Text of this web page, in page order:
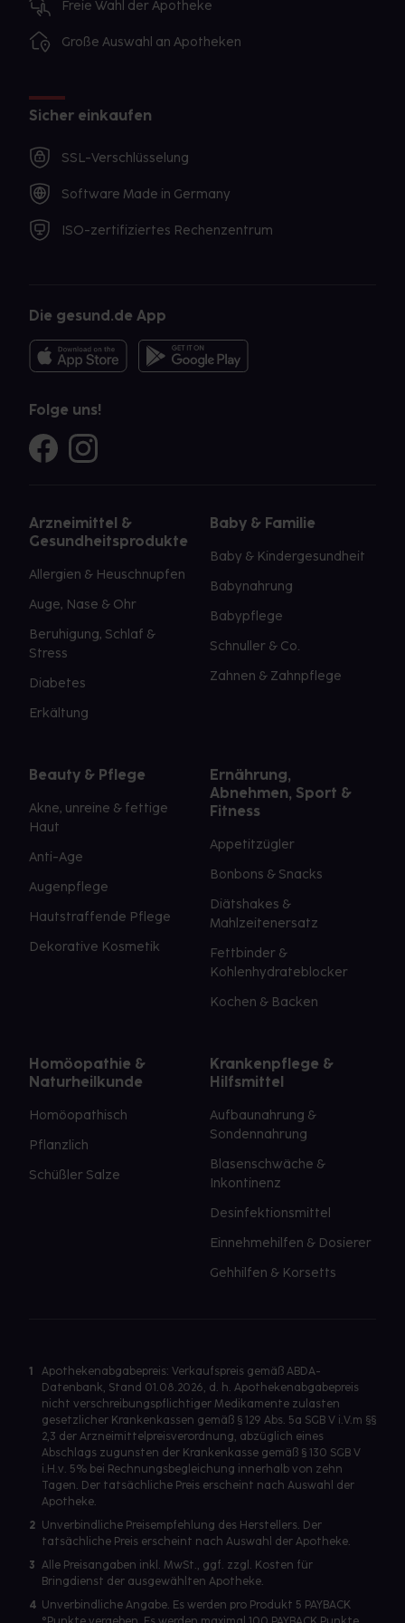
Freie Wahl der Apotheke
Große Auswahl an Apotheken
Sicher einkaufen
SSL-Verschlüsselung
Software Made in Germany
ISO-zertifiziertes Rechenzentrum
Die gesund.de App
Folge uns!
Arzneimittel &
Gesundheitsprodukte
Allergien & Heuschnupfen
Auge, Nase & Ohr
Beruhigung, Schlaf &
Stress
Diabetes
Erkältung
Baby & Familie
Baby & Kindergesundheit
Babynahrung
Babypflege
Schnuller & Co.
Zahnen & Zahnpflege
Beauty & Pflege
Akne, unreine & fettige
Haut
Anti-Age
Augenpflege
Hautstraffende Pflege
Dekorative Kosmetik
Ernährung,
Abnehmen, Sport &
Fitness
Appetitzügler
Bonbons & Snacks
Diätshakes &
Mahlzeitenersatz
Fettbinder &
Kohlenhydrateblocker
Kochen & Backen
Homöopathie &
Naturheilkunde
Homöopathisch
Pflanzlich
Schüßler Salze
Krankenpflege &
Hilfsmittel
Aufbaunahrung &
Sondennahrung
Blasenschwäche &
Inkontinenz
Desinfektionsmittel
Einnehmehilfen & Dosierer
Gehhilfen & Korsetts
1
Apothekenabgabepreis: Verkaufspreis gemäß ABDA-
Datenbank, Stand 01.08.2026, d. h. Apothekenabgabepreis
nicht verschreibungspflichtiger Medikamente zulasten
gesetzlicher Krankenkassen gemäß § 129 Abs. 5a SGB V i.V.m §§
2,3 der Arzneimittelpreisverordnung, abzüglich eines
Abschlags zugunsten der Krankenkasse gemäß § 130 SGB V
i.H.v. 5% bei Rechnungsbegleichung innerhalb von zehn
Tagen. Der tatsächliche Preis erscheint nach Auswahl der
Apotheke.
2 Unverbindliche Preisempfehlung des Herstellers. Der
tatsächliche Preis erscheint nach Auswahl der Apotheke.
3 Alle Preisangaben inkl. MwSt., ggf. zzgl. Kosten für
Bringdienst der ausgewählten Apotheke.
4 Unverbindliche Angabe. Es werden pro Produkt 5 PAYBACK